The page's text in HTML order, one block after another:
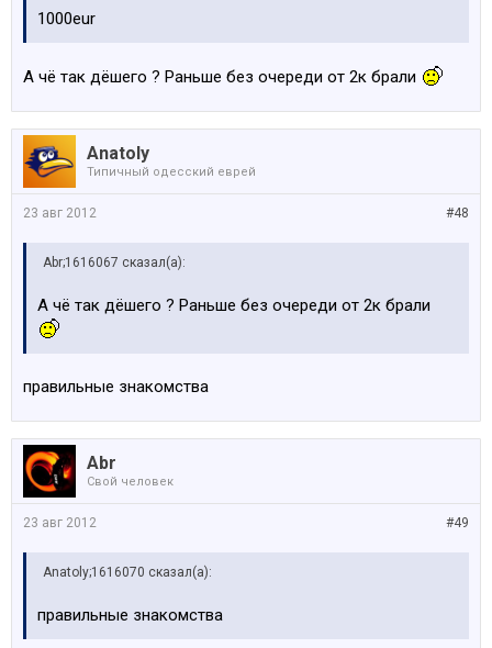
1000eur
А чё так дёшего ? Раньше без очереди от 2к брали
Anatoly
Типичный одесский еврей
#48
23 авг 2012
Abr;1616067 сказал(а):
А чё так дёшего ? Раньше без очереди от 2к брали
правильные знакомства
Abr
Свой человек
#49
23 авг 2012
Anatoly;1616070 сказал(а):
правильные знакомства